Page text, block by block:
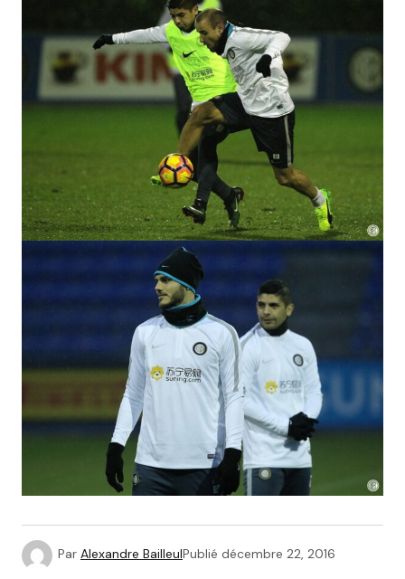
Par Alexandre BailleulPublié décembre 22, 2016